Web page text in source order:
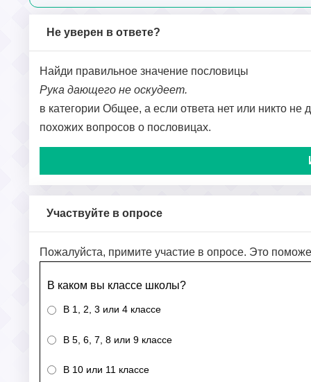
Не уверен в ответе?
Найди правильное значение пословицы
Рука дающего не оскудеет.
в категории Общее, а если ответа нет или никто не
похожих вопросов о пословицах.
Участвуйте в опросе
Пожалуйста, примите участие в опросе. Это
В каком вы классе школы?
В 1, 2, 3 или 4 классе
В 5, 6, 7, 8 или 9 классе
В 10 или 11 классе